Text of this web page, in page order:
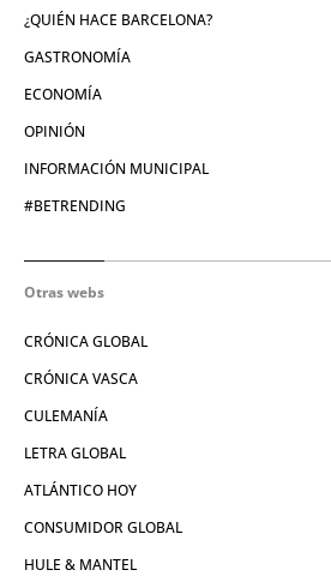
¿QUIÉN HACE BARCELONA?
GASTRONOMÍA
ECONOMÍA
OPINIÓN
INFORMACIÓN MUNICIPAL
#BETRENDING
Otras webs
CRÓNICA GLOBAL
CRÓNICA VASCA
CULEMANÍA
LETRA GLOBAL
ATLÁNTICO HOY
CONSUMIDOR GLOBAL
HULE & MANTEL